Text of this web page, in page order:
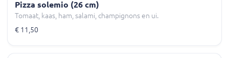
Pizza solemio (26 cm)
Tomaat, kaas, ham, salami, champignons en ui.
€ 11,50